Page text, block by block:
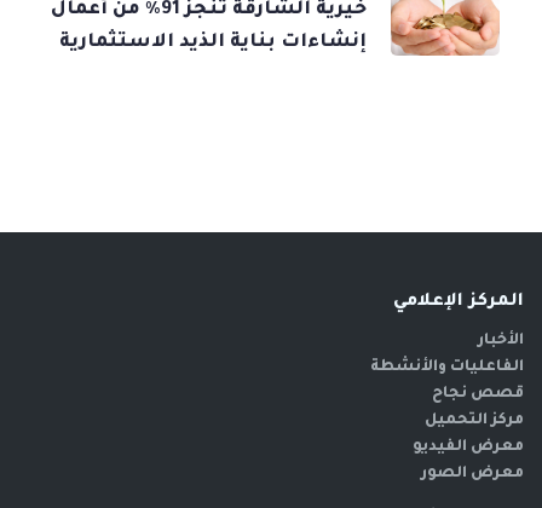
خيرية الشارقة تنجز 91% من أعمال
إنشاءات بناية الذيد الاستثمارية
المركز الإعلامي
الأخبار
الفاعليات والأنشطة
قصص نجاح
مركز التحميل
معرض الفيديو
معرض الصور